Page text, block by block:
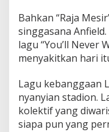
Bahkan “Raja
singgasana
lagu “You’ll Never
menyakitkan hari
Lagu kebanggaan
nyanyian stadion.
kolektif yang
siapa pun yang